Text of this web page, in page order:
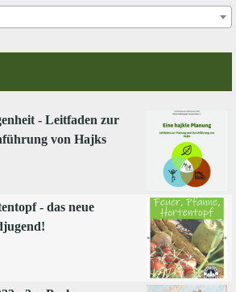
- Leitfaden zur
von Hajks
- das neue